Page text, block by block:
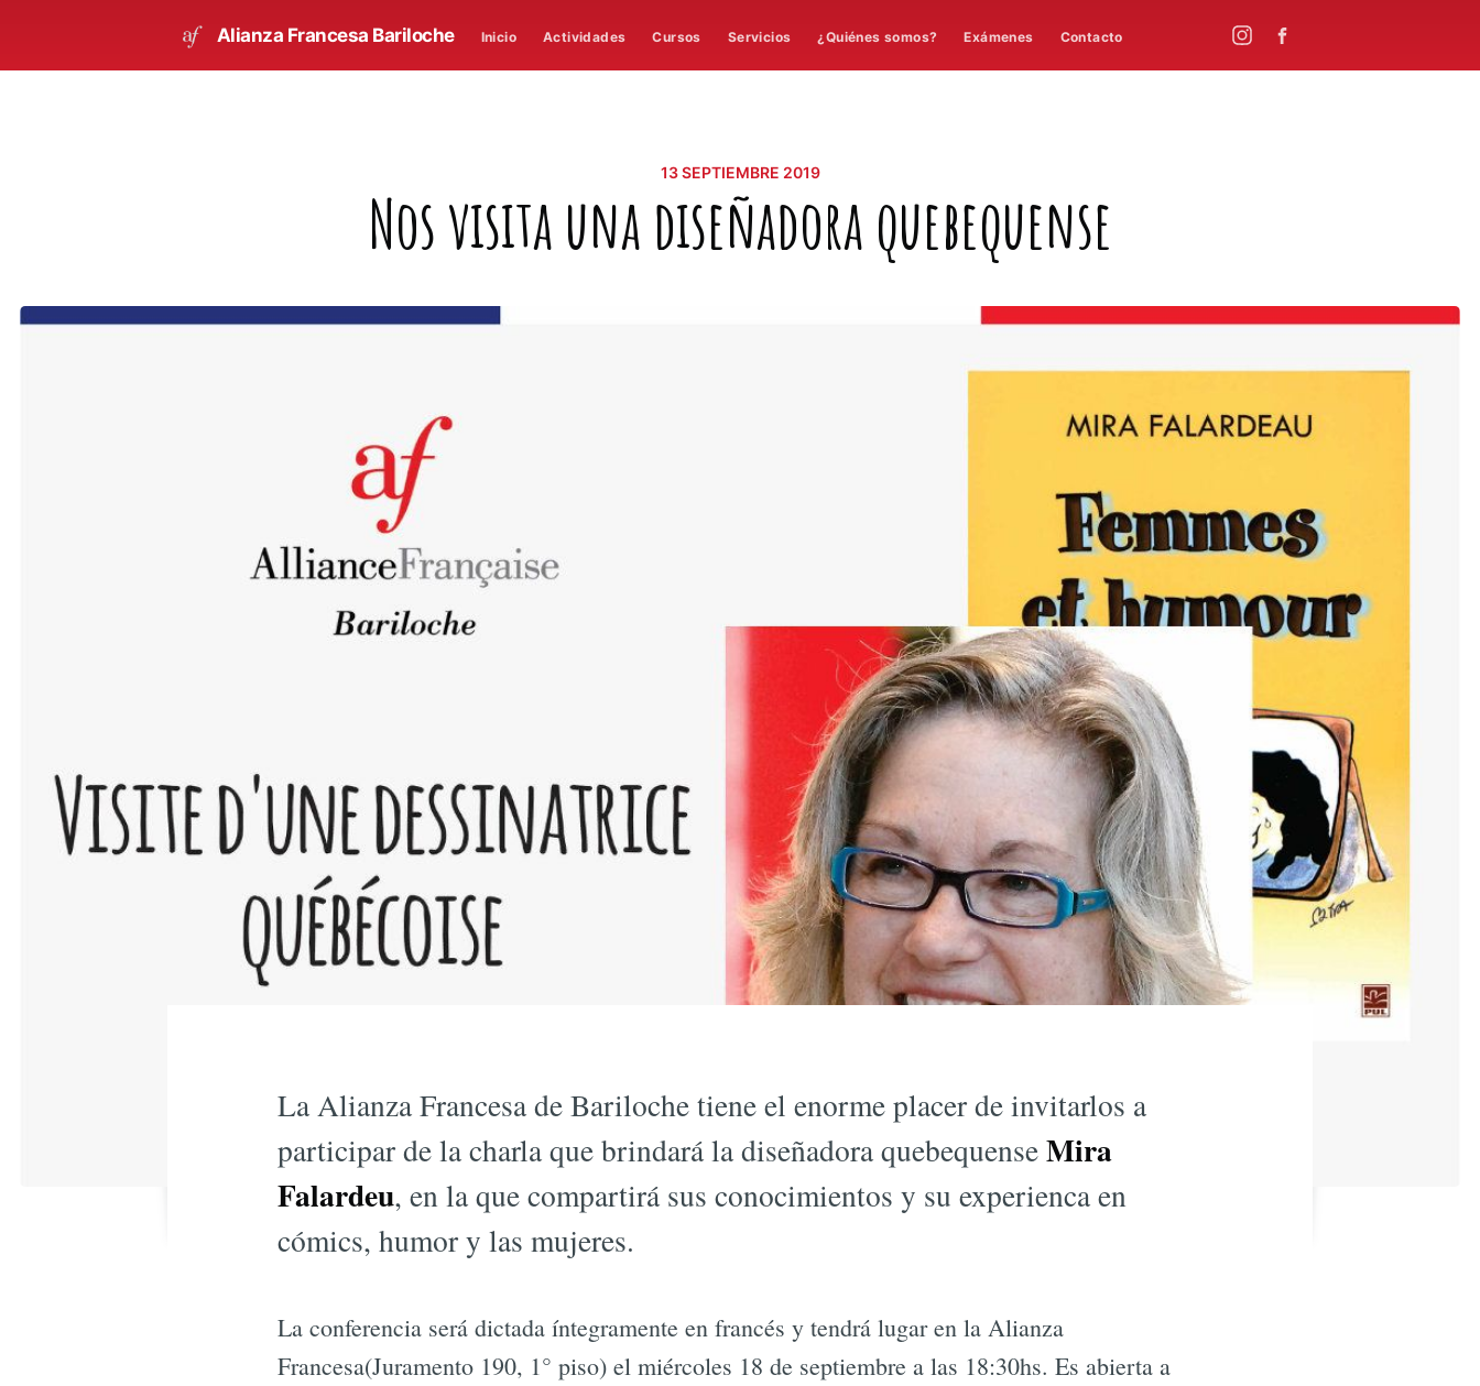
Alianza Francesa Bariloche Inicio Actividades Cursos Servicios ¿Quiénes somos? Exámenes Contacto
13 SEPTIEMBRE 2019
Nos visita una diseñadora quebequense​
La Alianza Francesa de Bariloche tiene el enorme placer de invitarlos a
participar de la charla que brindará la diseñadora quebequenseMira
Falardeu, en la que compartirá sus conocimientos y su experienca en
cómics, humor y las mujeres.
La conferencia será dictada íntegramente en francés y tendrá lugar en la Alianza
Francesa(Juramento 190, 1° piso) el miércoles 18 de septiembre a las 18:30hs. Es abierta a